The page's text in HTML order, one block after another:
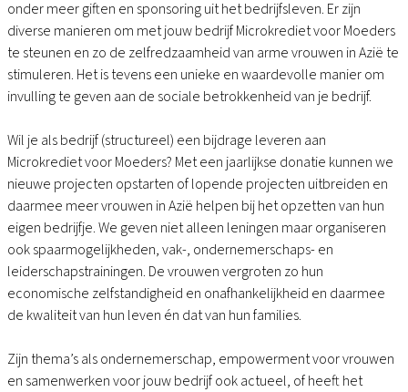
onder meer giften en sponsoring uit het bedrijfsleven. Er zijn
diverse manieren om met jouw bedrijf Microkrediet voor Moeders
te steunen en zo de zelfredzaamheid van arme vrouwen in Azië te
stimuleren. Het is tevens een unieke en waardevolle manier om
invulling te geven aan de sociale betrokkenheid van je bedrijf.
Wil je als bedrijf (structureel) een bijdrage leveren aan
Microkrediet voor Moeders? Met een jaarlijkse donatie kunnen we
nieuwe projecten opstarten of lopende projecten uitbreiden en
daarmee meer vrouwen in Azië helpen bij het opzetten van hun
eigen bedrijfje. We geven niet alleen leningen maar organiseren
ook spaarmogelijkheden, vak-, ondernemerschaps- en
leiderschapstrainingen. De vrouwen vergroten zo hun
economische zelfstandigheid en onafhankelijkheid en daarmee
de kwaliteit van hun leven én dat van hun families.
Zijn thema’s als ondernemerschap, empowerment voor vrouwen
en samenwerken voor jouw bedrijf ook actueel, of heeft het